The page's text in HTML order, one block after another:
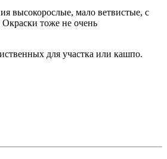
высокорослые, мало ветвистые, с
тоже не очень
для участка или кашпо.